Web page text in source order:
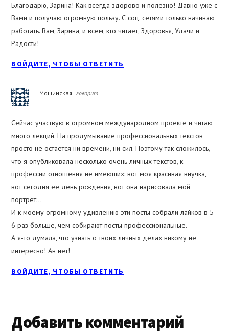
Благодарю, Зарина! Как всегда здорово и полезно! Давно уже с
Вами и получаю огромную пользу. С соц. сетями только начинаю
работать. Вам, Зарина, и всем, кто читает, Здоровья, Удачи и
Радости!
ВОЙДИТЕ, ЧТОБЫ ОТВЕТИТЬ
Мошинская говорит
Сейчас участвую в огромном международном проекте и читаю
много лекций. На продумывание профессиональных текстов
просто не остается ни времени, ни сил. Поэтому так сложилось,
что я опубликовала несколько очень личных текстов, к
профессии отношения не имеющих: вот моя красивая внучка,
вот сегодня ее день рождения, вот она нарисовала мой
портрет…
И к моему огромному удивлению эти посты собрали лайков в 5-
6 раз больше, чем собирают посты профессиональные.
А я-то думала, что узнать о твоих личных делах никому не
интересно! Ан нет!
ВОЙДИТЕ, ЧТОБЫ ОТВЕТИТЬ
Добавить комментарий